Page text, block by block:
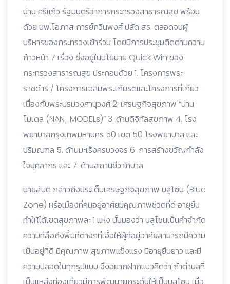
น่าน ศรีแก้ว รัฐมนตรีว่าการกระทรวงสาธารณสุข พร้อม
ด้วย นพ.โอภาส การย์กวินพงศ์ ปลัด สธ. ตลอดจนผู้
บริหารของกระทรวงเข้าร่วม โดยมีการประชุมติดตามความ
ก้าวหน้า 7 เรื่อง ซึ่งอยู่ในนโยบาย Quick Win ของ
กระทรวงสาธารณสุข ประกอบด้วย 1. โครงการพระ
ราชดำริ / โครงการเฉลิมพระเกียรติและโครงการที่เกี่ยว
เนื่องกับพระบรมวงศานุวงศ์ 2. เศรษฐกิจสุขภาพ “น่าน
โมเดล (NAN_MODELs)” 3. ด้านดิจิทัลสุขภาพ 4. โรง
พยาบาลกรุงเทพมหานคร 50 เขต 50 โรงพยาบาล และ
ปริมณฑล 5. ด้านมะเร็งครบวงจร 6. การสร้างขวัญกำลัง
ใจบุคลากร และ 7. ด้านสถานชีวาภิบาล
นายสันติ กล่าวถึงประเด็นเศรษฐกิจสุขภาพ บลูโซน (Blue
Zone) หรือเมืองที่คนอยู่อาศัยมีคุณภาพชีวิตที่ดี อายุยืน
ทำให้ได้เขตสุขภาพละ 1 แห่ง นั้นมองว่า บลูโซนเป็นคำจำกัด
ความที่สื่อถึงพื้นที่ต่างๆที่เอื้อให้ผู้ที่อยู่อาศัยสามารถมีความ
เป็นอยู่ที่ดี มีคุณภาพ สุขภาพแข็งแรง มีอายุยืนยาว และมี
ความปลอดในทุกรูปแบบ จึงอยากฝากแนวคิดว่า ถ้าตำบลที่